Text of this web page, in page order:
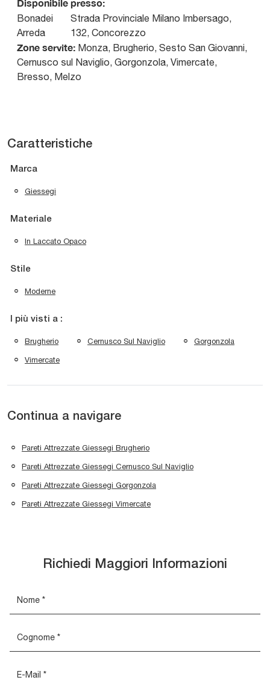
Disponibile presso:
Bonadei
Arreda
Strada Provinciale Milano Imbersago,
132, Concorezzo
Zone servite: Monza, Brugherio, Sesto San Giovanni,
Cernusco sul Naviglio, Gorgonzola, Vimercate,
Bresso, Melzo
Caratteristiche
Marca
Giessegi
Materiale
In Laccato Opaco
Stile
Moderne
I più visti a :
Brugherio Cernusco Sul Naviglio Gorgonzola
Vimercate
Continua a navigare
Pareti Attrezzate Giessegi Brugherio
Pareti Attrezzate Giessegi Cernusco Sul Naviglio
Pareti Attrezzate Giessegi Gorgonzola
Pareti Attrezzate Giessegi Vimercate
Richiedi Maggiori Informazioni